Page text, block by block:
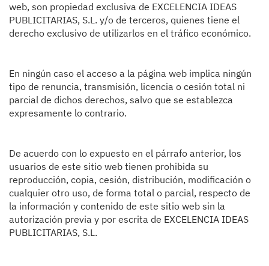
web, son propiedad exclusiva de EXCELENCIA IDEAS
PUBLICITARIAS, S.L. y/o de terceros, quienes tiene el
derecho exclusivo de utilizarlos en el tráfico económico.
En ningún caso el acceso a la página web implica ningún
tipo de renuncia, transmisión, licencia o cesión total ni
parcial de dichos derechos, salvo que se establezca
expresamente lo contrario.
De acuerdo con lo expuesto en el párrafo anterior, los
usuarios de este sitio web tienen prohibida su
reproducción, copia, cesión, distribución, modificación o
cualquier otro uso, de forma total o parcial, respecto de
la información y contenido de este sitio web sin la
autorización previa y por escrita de EXCELENCIA IDEAS
PUBLICITARIAS, S.L.